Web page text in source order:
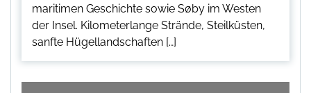
maritimen Geschichte sowie Søby im Westen
der Insel. Kilometerlange Strände, Steilküsten,
sanfte Hügellandschaften […]